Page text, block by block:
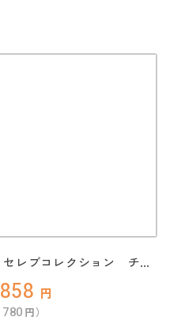
セレブコレクション チョ
コケーキ
858 円
780 円）